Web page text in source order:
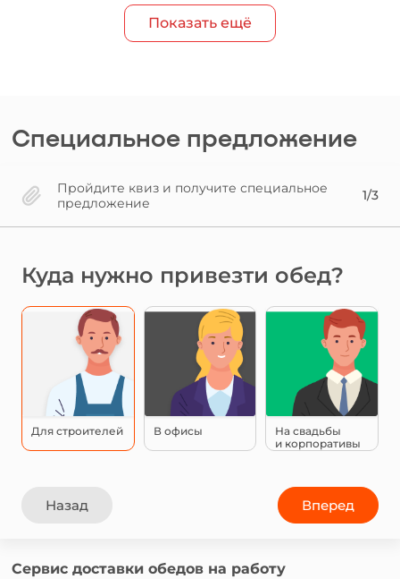
Показать ещё
Специальное предложение
Пройдите квиз и получите специальное
предложение
1/3
Куда нужно привезти обед?
Для строителей В офисы
На свадьбы
и корпоративы
Назад Вперед
Сервис доставки обедов на работу